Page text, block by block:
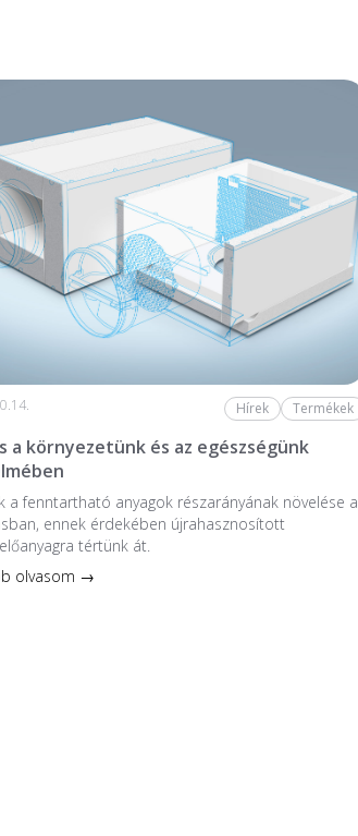
Hírek Termékek
a környezetünk és az egészségünk
a fenntartható anyagok részarányának növelése a
ennek érdekében újrahasznosított
tértünk át.
olvasom →